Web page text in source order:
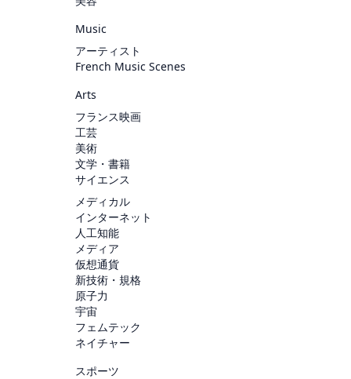
Music
アーティスト
French Music Scenes
Arts
フランス映画
工芸
美術
文学・書籍
サイエンス
メディカル
インターネット
人工知能
メディア
仮想通貨
新技術・規格
原子力
宇宙
フェムテック
ネイチャー
スポーツ